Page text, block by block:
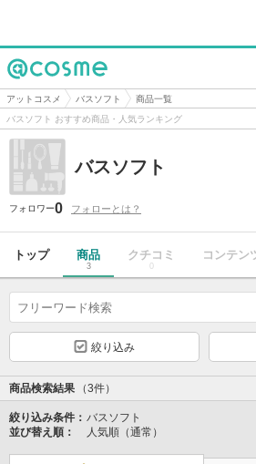
@cosme
アットコスメ バスソフト
商品一覧
バスソフト おすすめ商品・人気ランキング
バスソフト
フォロワー0 フォローとは？
トップ 商品
3
クチコミ
0
コンテン
絞り込み
商品検索結果 （3件）
絞り込み条件： バスソフト
並び替え順：
人気順（通常）